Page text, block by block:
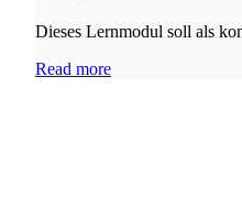
Dieses Lernmodul soll als
Read more